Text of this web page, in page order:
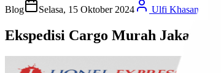
Blog
Selasa, 15 Oktober 2024 Ulfi Khasanah
Ekspedisi Cargo Murah Jakarta